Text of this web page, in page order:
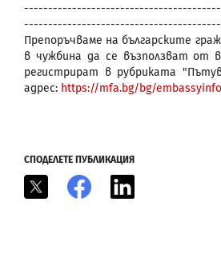
Препоръчваме на българските
в чужбина да се възползват от
регистрират в рубриката
адрес: https://mfa.bg/bg/embassyinfo
СПОДЕЛЕТЕ ПУБЛИКАЦИЯ
Facebook